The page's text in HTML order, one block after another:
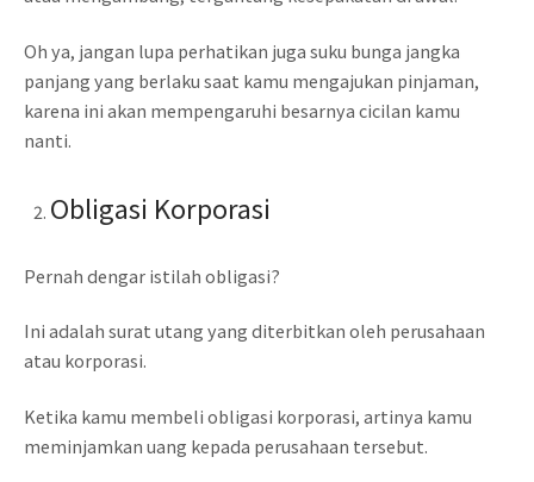
Oh ya, jangan lupa perhatikan juga suku bunga jangka
panjang yang berlaku saat kamu mengajukan pinjaman,
karena ini akan mempengaruhi besarnya cicilan kamu
nanti.
Obligasi Korporasi
Pernah dengar istilah obligasi?
Ini adalah surat utang yang diterbitkan oleh perusahaan
atau korporasi.
Ketika kamu membeli obligasi korporasi, artinya kamu
meminjamkan uang kepada perusahaan tersebut.